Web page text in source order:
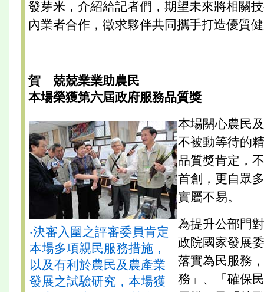
發芽米，介紹給記者們，期望未來將相關
內業者合作，徵求夥伴共同攜手打造優質
賀 兢兢業業助農民
本場榮獲第六屆政府服務品質獎
‧決審入圍之評審委員肯定
本場多項親民服務措施，
以及有利於農民及農產業
發展之試驗研究，本場獲
本場關心農民
不被動等待的
品質獎肯定，
首創，更自眾
實屬不易。
為提升公部門
政院國家發展
落實為民服務
務」、「確保